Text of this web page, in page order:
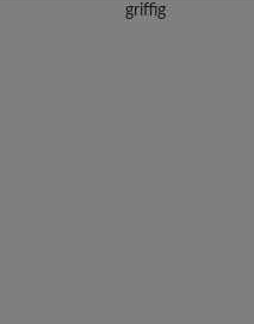
griffig